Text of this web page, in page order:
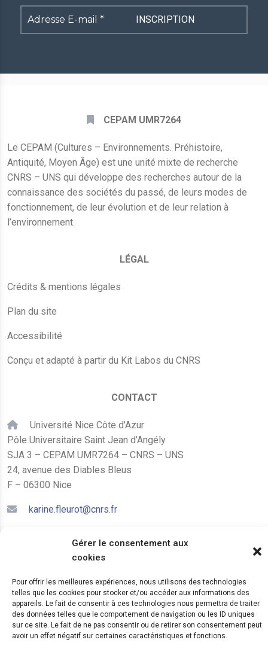
Gérer le consentement aux
cookies
Pour offrir les meilleures expériences, nous utilisons des technologies
telles que les cookies pour stocker et/ou accéder aux informations des
appareils. Le fait de consentir à ces technologies nous permettra de traiter
des données telles que le comportement de navigation ou les ID uniques
sur ce site. Le fait de ne pas consentir ou de retirer son consentement peut
avoir un effet négatif sur certaines caractéristiques et fonctions.
Adresse
E-
CEPAM UMR7264
Le CEPAM (Cultures – Environnements. Préhistoire,
Antiquité, Moyen Âge) est une unité mixte de recherche
CNRS – UNS qui développe des recherches autour de la
connaissance des sociétés du passé, de leurs modes de
fonctionnement, de leur évolution et de leur relation à
l’environnement.
LÉGAL
Crédits & mentions légales
Plan du site
Accessibilité
Conçu et adapté à partir du Kit Labos du CNRS
CONTACT
Université Nice Côte d'Azur
Pôle Universitaire Saint Jean d’Angély
SJA 3 – CEPAM UMR7264 – CNRS – UNS
24, avenue des Diables Bleus
F – 06300 Nice
karine.fleurot@cnrs.fr